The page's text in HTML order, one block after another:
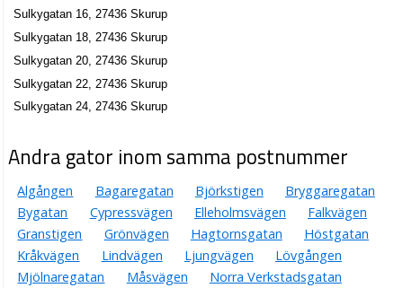
Sulkygatan 16, 27436 Skurup
Sulkygatan 18, 27436 Skurup
Sulkygatan 20, 27436 Skurup
Sulkygatan 22, 27436 Skurup
Sulkygatan 24, 27436 Skurup
Andra gator inom samma postnummer
Algången Bagaregatan Björkstigen
Bryggaregatan
Bygatan
Cypressvägen Elleholmsvägen
Falkvägen
Granstigen
Grönvägen Hagtornsgatan
Höstgatan
Kråkvägen
Lindvägen Ljungvägen
Lövgången
Mjölnaregatan
Måsvägen
Norra Verkstadsgatan